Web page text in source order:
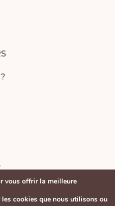
vous offrir la meilleure
cookies que nous utilisons ou